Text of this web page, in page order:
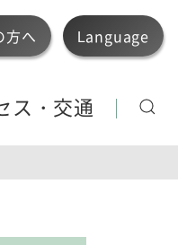
方へ Language
ス・交通